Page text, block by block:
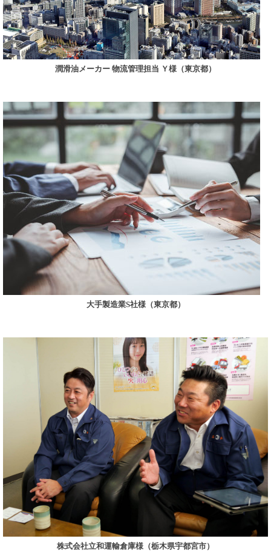
潤滑油メーカー 物流管理担当 Ｙ様（東京都）
大手製造業S社様（東京都）
株式会社立和運輸倉庫様（栃木県宇都宮市）